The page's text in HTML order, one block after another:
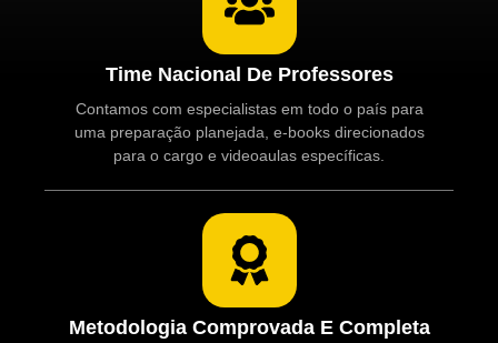
Time Nacional De Professores
Contamos com especialistas em todo o país para
uma preparação planejada, e-books direcionados
para o cargo e videoaulas específicas.
Metodologia Comprovada E Completa